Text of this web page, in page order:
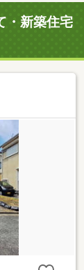
・新築住宅